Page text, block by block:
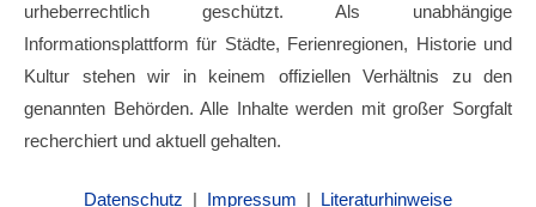
urheberrechtlich geschützt. Als unabhängige
Informationsplattform für Städte, Ferienregionen, Historie und
Kultur stehen wir in keinem offiziellen Verhältnis zu den
genannten Behörden. Alle Inhalte werden mit großer Sorgfalt
recherchiert und aktuell gehalten.
Datenschutz | Impressum | Literaturhinweise